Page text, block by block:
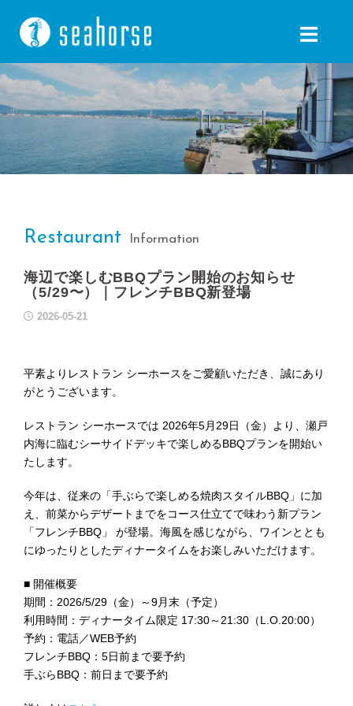
ン
ツ
へ
キ
ッ
Restaurant Information
海辺で楽しむBBQプラン開始のお知らせ
（5/29〜）｜フレンチBBQ新登場
2026-05-21
平素よりレストラン シーホースをご愛顧いただき、誠にあり
がとうございます。
レストラン シーホースでは 2026年5月29日（金）より、瀬戸
内海に臨むシーサイドデッキで楽しめるBBQプランを開始い
たします。
今年は、従来の「手ぶらで楽しめる焼肉スタイルBBQ」に加
え、前菜からデザートまでをコース仕立てで味わう新プラン
「フレンチBBQ」 が登場。海風を感じながら、ワインととも
にゆったりとしたディナータイムをお楽しみいただけます。
■ 開催概要
期間：2026/5/29（金）～9月末（予定）
利用時間：ディナータイム限定 17:30～21:30（L.O.20:00）
予約：電話／WEB予約
フレンチBBQ：5日前まで要予約
手ぶらBBQ：前日まで要予約